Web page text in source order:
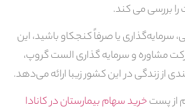
بررسی می کند.
سرمایه‌گذاری یا صرفاً کنجکاو باشید، این
مشاوره و سرمایه گذاری الست گروپ،
از زندگی در این کشور زیبا ارائه می‌دهد.
از پستخرید سهام بیمارستان در کانادا